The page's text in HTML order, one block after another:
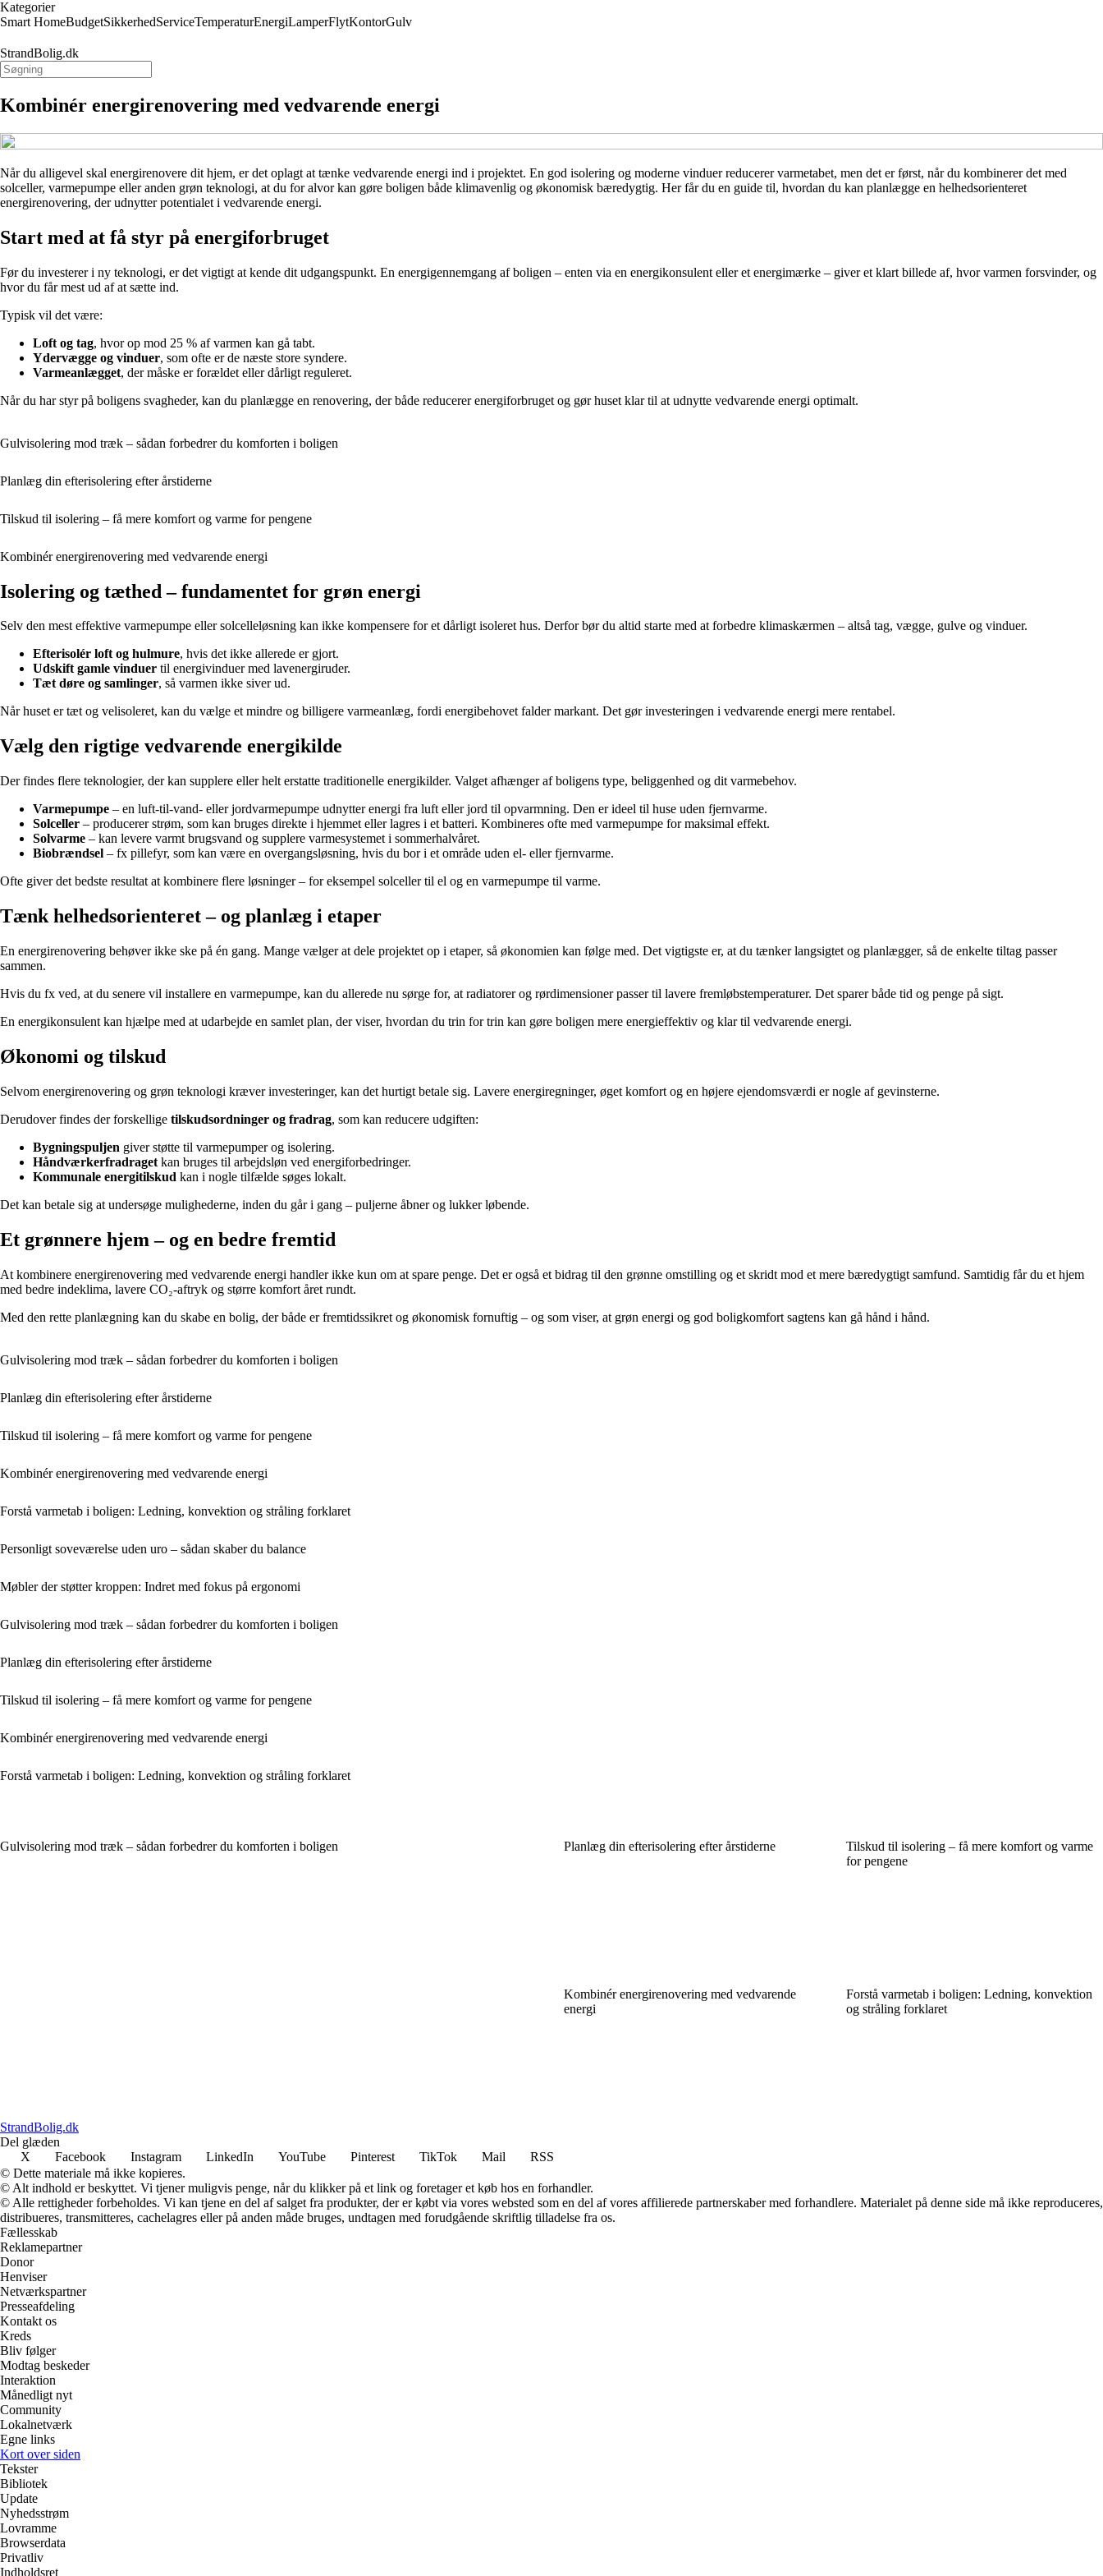
Kategorier
Smart HomeBudgetSikkerhedServiceTemperaturEnergiLamperFlytKontorGulv
StrandBolig.dk
Kombinér energirenovering med vedvarende energi
Når du alligevel skal energirenovere dit hjem, er det oplagt at tænke vedvarende energi ind i projektet. En god isolering og moderne vinduer reducerer varmetabet, men det er først, når du kombinerer det med
solceller, varmepumpe eller anden grøn teknologi, at du for alvor kan gøre boligen både klimavenlig og økonomisk bæredygtig. Her får du en guide til, hvordan du kan planlægge en helhedsorienteret
energirenovering, der udnytter potentialet i vedvarende energi.
Start med at få styr på energiforbruget
Før du investerer i ny teknologi, er det vigtigt at kende dit udgangspunkt. En energigennemgang af boligen – enten via en energikonsulent eller et energimærke – giver et klart billede af, hvor varmen forsvinder, og
hvor du får mest ud af at sætte ind.
Typisk vil det være:
Loft og tag, hvor op mod 25 % af varmen kan gå tabt.
Ydervægge og vinduer, som ofte er de næste store syndere.
Varmeanlægget, der måske er forældet eller dårligt reguleret.
Når du har styr på boligens svagheder, kan du planlægge en renovering, der både reducerer energiforbruget og gør huset klar til at udnytte vedvarende energi optimalt.
Gulvisolering mod træk – sådan forbedrer du komforten i boligen
Planlæg din efterisolering efter årstiderne
Tilskud til isolering – få mere komfort og varme for pengene
Kombinér energirenovering med vedvarende energi
Isolering og tæthed – fundamentet for grøn energi
Selv den mest effektive varmepumpe eller solcelleløsning kan ikke kompensere for et dårligt isoleret hus. Derfor bør du altid starte med at forbedre klimaskærmen – altså tag, vægge, gulve og vinduer.
Efterisolér loft og hulmure, hvis det ikke allerede er gjort.
Udskift gamle vinduer til energivinduer med lavenergiruder.
Tæt døre og samlinger, så varmen ikke siver ud.
Når huset er tæt og velisoleret, kan du vælge et mindre og billigere varmeanlæg, fordi energibehovet falder markant. Det gør investeringen i vedvarende energi mere rentabel.
Vælg den rigtige vedvarende energikilde
Der findes flere teknologier, der kan supplere eller helt erstatte traditionelle energikilder. Valget afhænger af boligens type, beliggenhed og dit varmebehov.
Varmepumpe – en luft-til-vand- eller jordvarmepumpe udnytter energi fra luft eller jord til opvarmning. Den er ideel til huse uden fjernvarme.
Solceller – producerer strøm, som kan bruges direkte i hjemmet eller lagres i et batteri. Kombineres ofte med varmepumpe for maksimal effekt.
Solvarme – kan levere varmt brugsvand og supplere varmesystemet i sommerhalvåret.
Biobrændsel – fx pillefyr, som kan være en overgangsløsning, hvis du bor i et område uden el- eller fjernvarme.
Ofte giver det bedste resultat at kombinere flere løsninger – for eksempel solceller til el og en varmepumpe til varme.
Tænk helhedsorienteret – og planlæg i etaper
En energirenovering behøver ikke ske på én gang. Mange vælger at dele projektet op i etaper, så økonomien kan følge med. Det vigtigste er, at du tænker langsigtet og planlægger, så de enkelte tiltag passer
sammen.
Hvis du fx ved, at du senere vil installere en varmepumpe, kan du allerede nu sørge for, at radiatorer og rørdimensioner passer til lavere fremløbstemperaturer. Det sparer både tid og penge på sigt.
En energikonsulent kan hjælpe med at udarbejde en samlet plan, der viser, hvordan du trin for trin kan gøre boligen mere energieffektiv og klar til vedvarende energi.
Økonomi og tilskud
Selvom energirenovering og grøn teknologi kræver investeringer, kan det hurtigt betale sig. Lavere energiregninger, øget komfort og en højere ejendomsværdi er nogle af gevinsterne.
Derudover findes der forskellige tilskudsordninger og fradrag, som kan reducere udgiften:
Bygningspuljen giver støtte til varmepumper og isolering.
Håndværkerfradraget kan bruges til arbejdsløn ved energiforbedringer.
Kommunale energitilskud kan i nogle tilfælde søges lokalt.
Det kan betale sig at undersøge mulighederne, inden du går i gang – puljerne åbner og lukker løbende.
Et grønnere hjem – og en bedre fremtid
At kombinere energirenovering med vedvarende energi handler ikke kun om at spare penge. Det er også et bidrag til den grønne omstilling og et skridt mod et mere bæredygtigt samfund. Samtidig får du et hjem
med bedre indeklima, lavere CO₂-aftryk og større komfort året rundt.
Med den rette planlægning kan du skabe en bolig, der både er fremtidssikret og økonomisk fornuftig – og som viser, at grøn energi og god boligkomfort sagtens kan gå hånd i hånd.
Gulvisolering mod træk – sådan forbedrer du komforten i boligen
Planlæg din efterisolering efter årstiderne
Tilskud til isolering – få mere komfort og varme for pengene
Kombinér energirenovering med vedvarende energi
Forstå varmetab i boligen: Ledning, konvektion og stråling forklaret
Personligt soveværelse uden uro – sådan skaber du balance
Møbler der støtter kroppen: Indret med fokus på ergonomi
Gulvisolering mod træk – sådan forbedrer du komforten i boligen
Planlæg din efterisolering efter årstiderne
Tilskud til isolering – få mere komfort og varme for pengene
Kombinér energirenovering med vedvarende energi
Forstå varmetab i boligen: Ledning, konvektion og stråling forklaret
Gulvisolering mod træk – sådan forbedrer du komforten i boligen Planlæg din efterisolering efter årstiderne
Tilskud til isolering – få mere komfort og varme
for pengene
Kombinér energirenovering med vedvarende
energi
Forstå varmetab i boligen: Ledning, konvektion
og stråling forklaret
StrandBolig.dk
Del glæden
X
Facebook Instagram LinkedIn YouTube Pinterest TikTok Mail
RSS
© Dette materiale må ikke kopieres.
© Alt indhold er beskyttet. Vi tjener muligvis penge, når du klikker på et link og foretager et køb hos en forhandler.
© Alle rettigheder forbeholdes. Vi kan tjene en del af salget fra produkter, der er købt via vores websted som en del af vores affilierede partnerskaber med forhandlere. Materialet på denne side må ikke reproduceres,
distribueres, transmitteres, cachelagres eller på anden måde bruges, undtagen med forudgående skriftlig tilladelse fra os.
Fællesskab
Reklamepartner
Donor
Henviser
Netværkspartner
Presseafdeling
Kontakt os
Kreds
Bliv følger
Modtag beskeder
Interaktion
Månedligt nyt
Community
Lokalnetværk
Egne links
Kort over siden
Tekster
Bibliotek
Update
Nyhedsstrøm
Lovramme
Browserdata
Privatliv
Indholdsret